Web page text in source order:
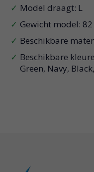
Model draagt: L
Gewicht model: 82
Beschikbare
Beschikbare
Green, Navy,